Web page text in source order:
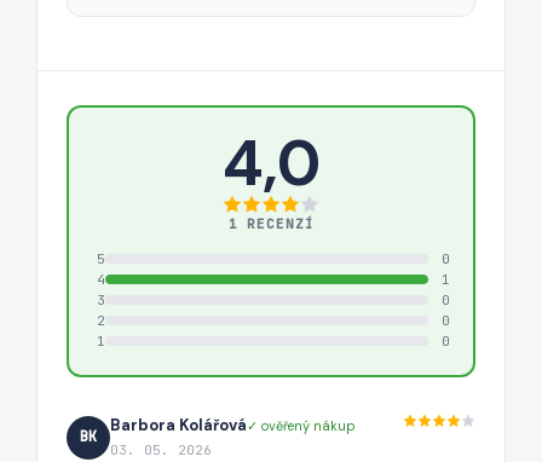
4,0
1 RECENZÍ
5
0
4
1
3
0
2
0
1
0
BK
Barbora Kolářová✓ ověřený nákup
03. 05. 2026